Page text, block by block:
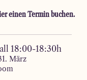
einen Termin buchen.
18:00-18:30h
März